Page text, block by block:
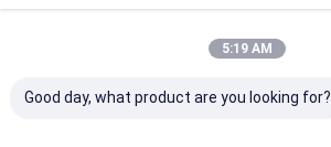
5:19 AM
Good day, what product are you looking for?